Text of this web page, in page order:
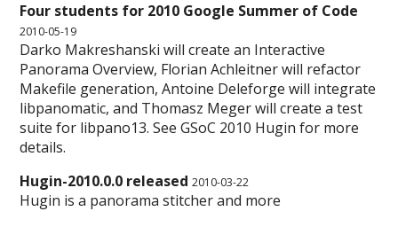
Four students for 2010 Google Summer of Code
2010-05-19
Darko Makreshanski will create an Interactive
Panorama Overview, Florian Achleitner will refactor
Makefile generation, Antoine Deleforge will integrate
libpanomatic, and Thomasz Meger will create a test
suite for libpano13. See GSoC 2010 Hugin for more
details.
Hugin-2010.0.0 released 2010-03-22
Hugin is a panorama stitcher and more